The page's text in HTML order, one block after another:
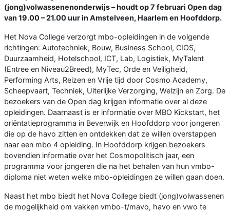
(jong)volwassenenonderwijs – houdt op 7 februari Open dag
van 19.00 – 21.00 uur in Amstelveen, Haarlem en Hoofddorp.
Het Nova College verzorgt mbo-opleidingen in de volgende
richtingen: Autotechniek, Bouw, Business School, CIOS,
Duurzaamheid, Hotelschool, ICT, Lab, Logistiek, MyTalent
(Entree en Niveau2Breed), MyTec, Orde en Veiligheid,
Performing Arts, Reizen en Vrije tijd door Cosmo Academy,
Scheepvaart, Techniek, Uiterlijke Verzorging, Welzijn en Zorg. De
bezoekers van de Open dag krijgen informatie over al deze
opleidingen. Daarnaast is er informatie over MBO Kickstart, het
oriëntatieprogramma in Beverwijk en Hoofddorp voor jongeren
die op de havo zitten en ontdekken dat ze willen overstappen
naar een mbo 4 opleiding. In Hoofddorp krijgen bezoekers
bovendien informatie over het Cosmopolitisch jaar, een
programma voor jongeren die na het behalen van hun vmbo-
diploma niet weten welke mbo-opleidingen ze willen gaan doen.
Naast het mbo biedt het Nova College biedt (jong)volwassenen
de mogelijkheid om vakken vmbo-t/mavo, havo en vwo te